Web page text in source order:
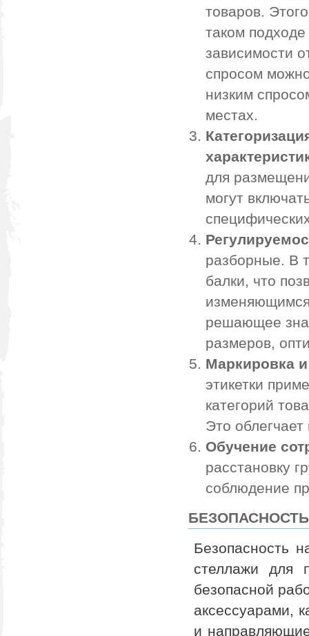
товаров.
таком
зависимости
спросом
низким
местах.
для
могут
разборные. В
балки, что
изменяющимся
решающее
размеров,
Маркировка
этикетки
категорий
Это
Обучение
расстановку
соблюдение
Безопасность
стеллажи для
безопасной
аксессуарами,
и